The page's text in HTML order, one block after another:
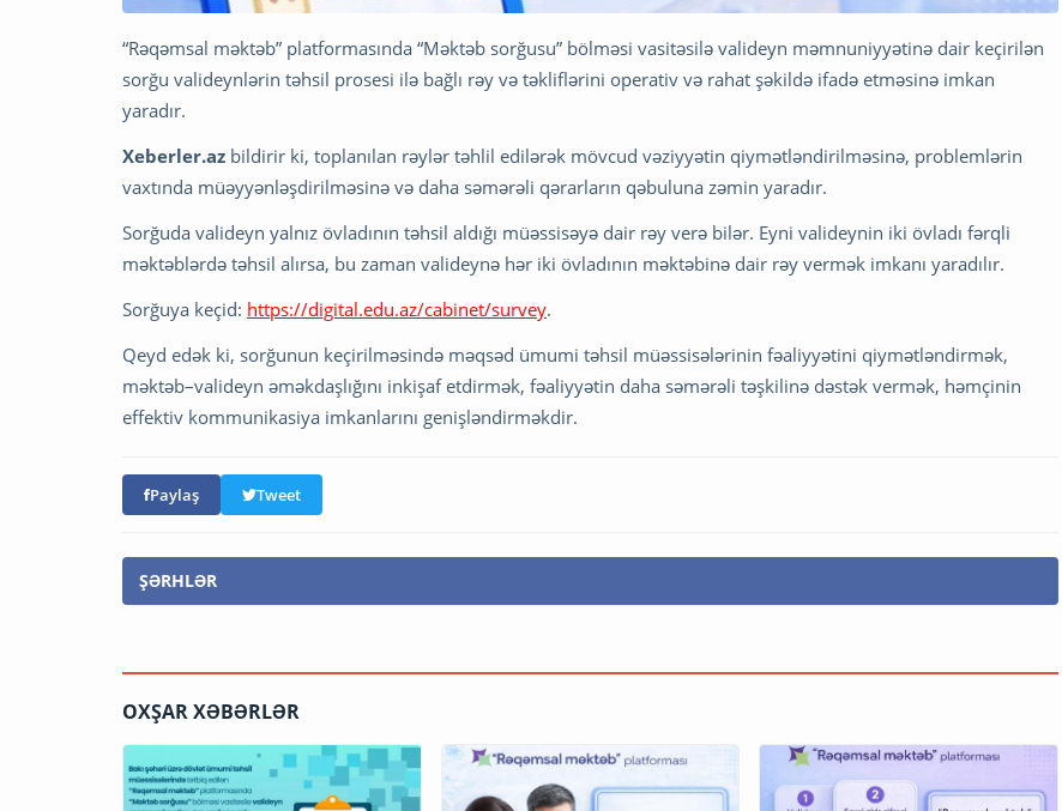
“Rəqəmsal məktəb” platformasında “Məktəb sorğusu” bölməsi vasitəsilə valideyn məmnuniyyətinə dair keçirilən
sorğu valideynlərin təhsil prosesi ilə bağlı rəy və təkliflərini operativ və rahat şəkildə ifadə etməsinə imkan
yaradır.
Xeberler.az bildirir ki, toplanılan rəylər təhlil edilərək mövcud vəziyyətin qiymətləndirilməsinə, problemlərin
vaxtında müəyyənləşdirilməsinə və daha səmərəli qərarların qəbuluna zəmin yaradır.
Sorğuda valideyn yalnız övladının təhsil aldığı müəssisəyə dair rəy verə bilər. Eyni valideynin iki övladı fərqli
məktəblərdə təhsil alırsa, bu zaman valideynə hər iki övladının məktəbinə dair rəy vermək imkanı yaradılır.
Sorğuya keçid: https://digital.edu.az/cabinet/survey.
Qeyd edək ki, sorğunun keçirilməsində məqsəd ümumi təhsil müəssisələrinin fəaliyyətini qiymətləndirmək,
məktəb–valideyn əməkdaşlığını inkişaf etdirmək, fəaliyyətin daha səmərəli təşkilinə dəstək vermək, həmçinin
effektiv kommunikasiya imkanlarını genişləndirməkdir.
Paylaş Tweet
ŞƏRHLƏR
OXŞAR XƏBƏRLƏR